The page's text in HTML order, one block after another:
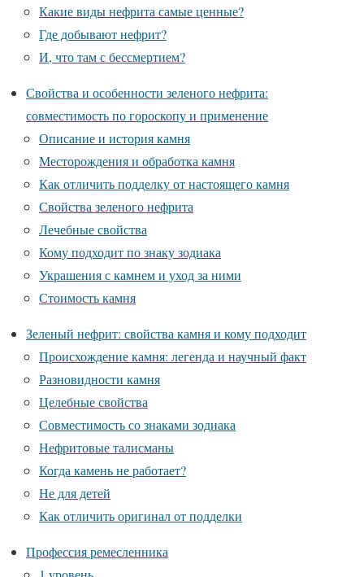
Какие виды нефрита самые ценные?
Где добывают нефрит?
И, что там с бессмертием?
Свойства и особенности зеленого нефрита:
совместимость по гороскопу и применение
Описание и история камня
Месторождения и обработка камня
Как отличить подделку от настоящего камня
Свойства зеленого нефрита
Лечебные свойства
Кому подходит по знаку зодиака
Украшения с камнем и уход за ними
Стоимость камня
Зеленый нефрит: свойства камня и кому подходит
Происхождение камня: легенда и научный факт
Разновидности камня
Целебные свойства
Совместимость со знаками зодиака
Нефритовые талисманы
Когда камень не работает?
Не для детей
Как отличить оригинал от подделки
Профессия ремесленника